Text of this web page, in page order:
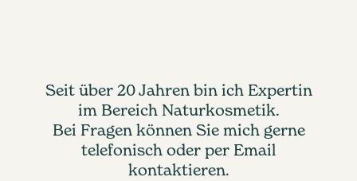
Seit über 20 Jahren bin ich Expertin
im Bereich Naturkosmetik.
Bei Fragen können Sie mich gerne
telefonisch oder per Email
kontaktieren.